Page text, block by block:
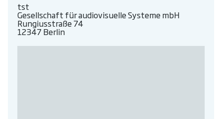
tst
Gesellschaft für audiovisuelle Systeme mbH
Rungiusstraße 74
12347 Berlin